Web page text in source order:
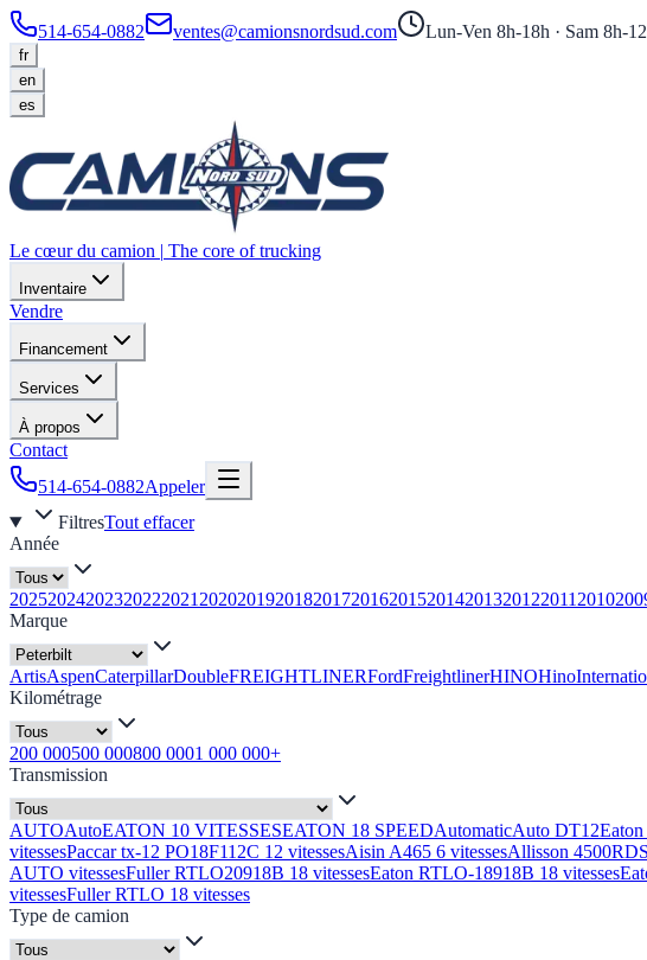
514-654-0882 ventes@camionsnordsud.com Lun-Ven 8h-18h · Sam 8h-
fr
en
es
Le cœur du camion | The core of trucking
Inventaire
Vendre
Financement
Services
À propos
Contact
514-654-0882Appeler
FiltresTout effacer
Année
20252024202320222021 2020201920182017201620152014201320122011 2010
Marque
ArtisAspenCaterpillarDoubleFREIGHTLINERFordFreightlinerHINOHino
Kilométrage
200 000500 000800 0001 000 000+
Transmission
AUTOAutoEATON 10 VITESSESEATON 18 SPEEDAutomaticAuto DT12Eaton
vitessesPaccar tx-12 PO18F112C 12 vitessesAisin A465 6 vitessesAllisson
AUTO vitessesFuller RTLO20918B 18 vitessesEaton RTLO-18918B 18 vitesses
vitessesFuller RTLO 18 vitesses
Type de camion